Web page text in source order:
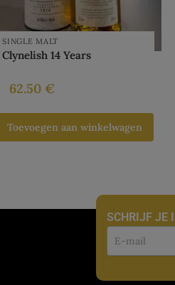
SINGLE MALT
Clynelish 14 Years
62.50 €
Toevoegen aan winkelwagen
SCHRIJF JE